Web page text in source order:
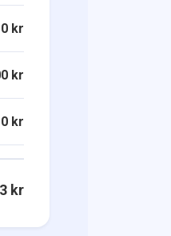
0 kr
kr
kr
kr